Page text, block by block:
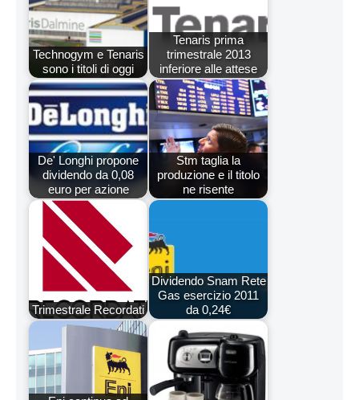
Technogym e Tenaris
sono i titoli di oggi
Tenaris prima
trimestrale 2013
inferiore alle attese
De' Longhi propone
dividendo da 0,08
euro per azione
Stm taglia la
produzione e il titolo
ne risente
Trimestrale Recordati
Dividendo Snam Rete
Gas esercizio 2011
da 0,24€